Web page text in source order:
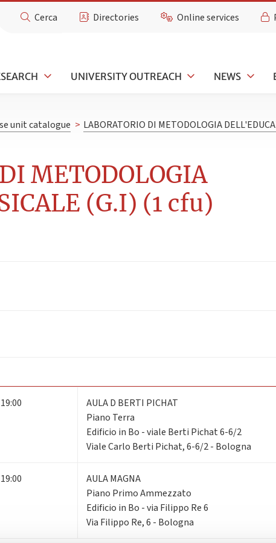
Cerca Directories Online services
UNIVERSITY OUTREACH NEWS
unit catalogue > LABORATORIO DI METODOLOGIA
METODOLOGIA
(G.I) (1 cfu)
AULA D BERTI PICHAT
Piano Terra
Edificio in Bo - viale Berti Pichat 6-6/2
Viale Carlo Berti Pichat, 6-6/2 - Bologna
AULA MAGNA
Piano Primo Ammezzato
Edificio in Bo - via Filippo Re 6
Via Filippo Re, 6 - Bologna